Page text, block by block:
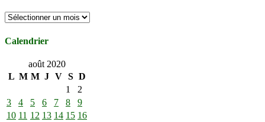
Archives
Calendrier
août 2020
L M M J V S D
1
2
3
4 5 6 7 8
9
10 11 12 13 14 15 16